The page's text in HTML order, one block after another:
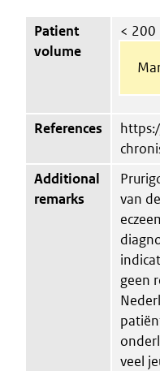
Patient
volume
< 200
References
Additional
remarks
van
geen
veel